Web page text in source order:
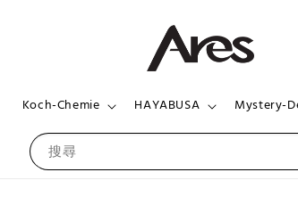
搜尋
Koch-Chemie HAYABUSA Mystery-